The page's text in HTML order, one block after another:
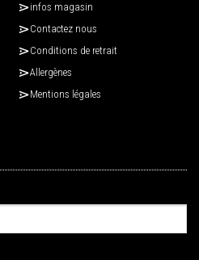
infos magasin
Contactez nous
Conditions de retrait
Allergènes
Mentions légales